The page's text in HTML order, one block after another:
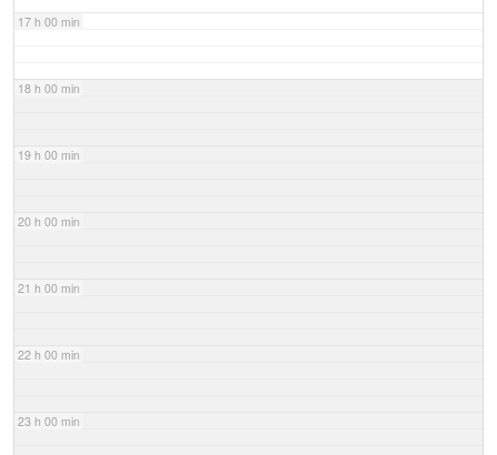
17 h 00 min
18 h 00 min
19 h 00 min
20 h 00 min
21 h 00 min
22 h 00 min
23 h 00 min